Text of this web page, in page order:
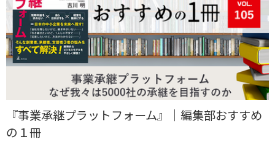
『事業承継プラットフォーム』｜編集部おすすめ
の１冊